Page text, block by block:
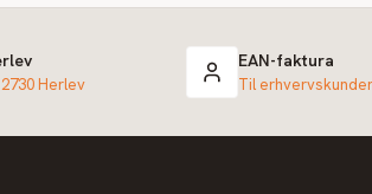
Herlev
EAN-faktura
Til erhvervskunder